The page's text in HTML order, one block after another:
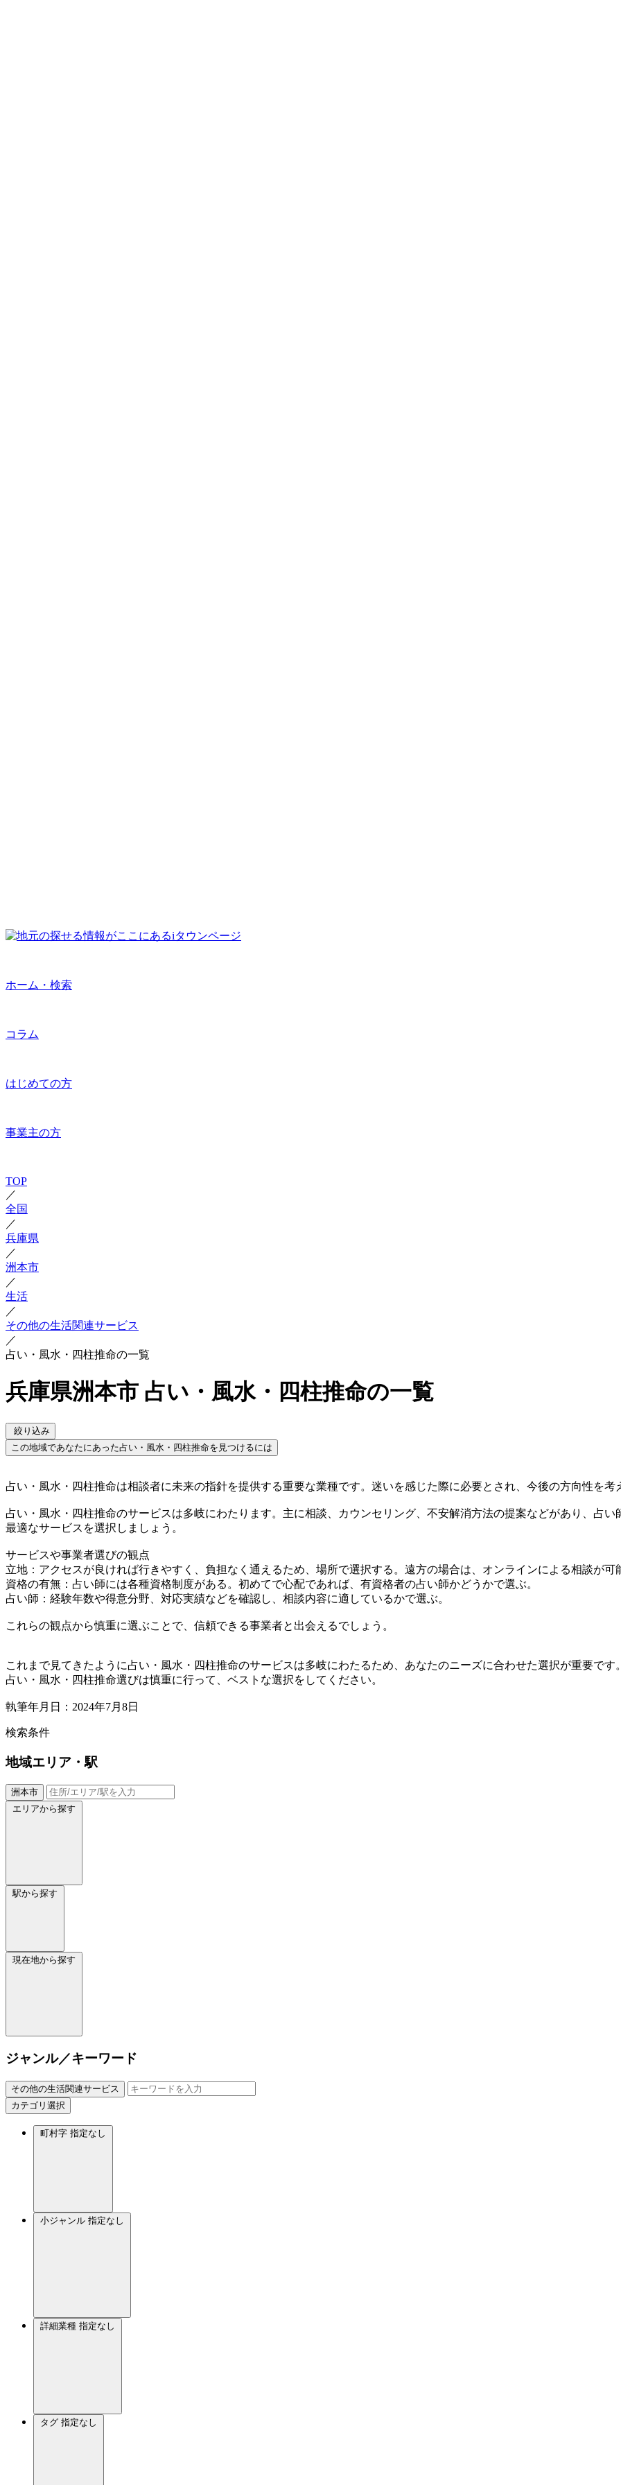
ホーム・検索
コラム
はじめての方
事業主の方
TOP
／
全国
／
兵庫県
／
洲本市
／
生活
／
その他の生活関連サービス
／
占い・風水・四柱推命の一覧
兵庫県洲本市 占い・風水・四柱推命の一覧
絞り込み
この地域であなたにあった占い・風水・四柱推命を見つけるには
占い・風水・四柱推命は相談者に未来の指針を提供する重要な業種です。迷いを感じた際に必要とされ、今後の方向性を考
占い・風水・四柱推命のサービスは多岐にわたります。主に相談、カウンセリング、不安解消方法の提案などがあり、占
最適なサービスを選択しましょう。
サービスや事業者選びの観点
立地：アクセスが良ければ行きやすく、負担なく通えるため、場所で選択する。遠方の場合は、オンラインによる相談が可
資格の有無：占い師には各種資格制度がある。初めてで心配であれば、有資格者の占い師かどうかで選ぶ。
占い師：経験年数や得意分野、対応実績などを確認し、相談内容に適しているかで選ぶ。
これらの観点から慎重に選ぶことで、信頼できる事業者と出会えるでしょう。
これまで見てきたように占い・風水・四柱推命のサービスは多岐にわたるため、あなたのニーズに合わせた選択が重要です。
占い・風水・四柱推命選びは慎重に行って、ベストな選択をしてください。
執筆年月日：2024年7月8日
検索条件
地域エリア・駅
洲本市
エリアから探す
駅から探す
現在地から探す
ジャンル／キーワード
その他の生活関連サービス
カテゴリ選択
町村字 指定なし
小ジャンル 指定なし
詳細業種 指定なし
タグ 指定なし